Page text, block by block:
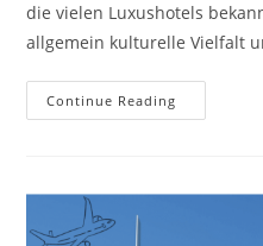
die vielen Luxushotels
allgemein kulturelle Vielfalt
Continue Reading